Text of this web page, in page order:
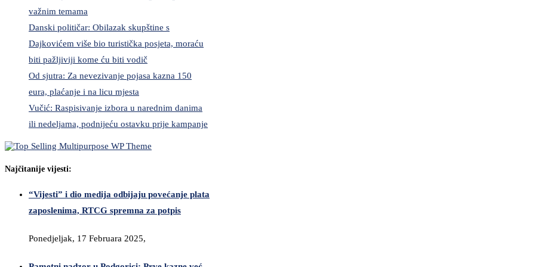
važnim temama
Danski političar: Obilazak skupštine s
Dajkovićem više bio turistička posjeta, moraću
biti pažljiviji kome ću biti vodič
Od sjutra: Za nevezivanje pojasa kazna 150
eura, plaćanje i na licu mjesta
Vučić: Raspisivanje izbora u narednim danima
ili nedeljama, podnijeću ostavku prije kampanje
Najčitanije vijesti:
“Vijesti” i dio medija odbijaju povećanje plata
zaposlenima, RTCG spremna za potpis
Ponedjeljak, 17 Februara 2025,